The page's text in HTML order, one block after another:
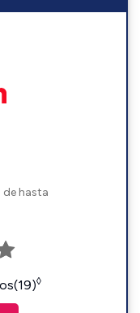
de hasta
◊